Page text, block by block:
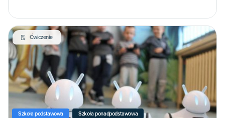
Ćwiczenie
Szkoła podstawowa Szkoła ponadpodstawowa